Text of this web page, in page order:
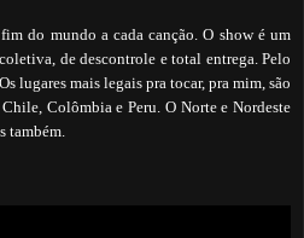
do mundo a cada canção. O show é um
de descontrole e total entrega. Pelo
lugares mais legais pra tocar, pra mim, são
Colômbia e Peru. O Norte e Nordeste
também.